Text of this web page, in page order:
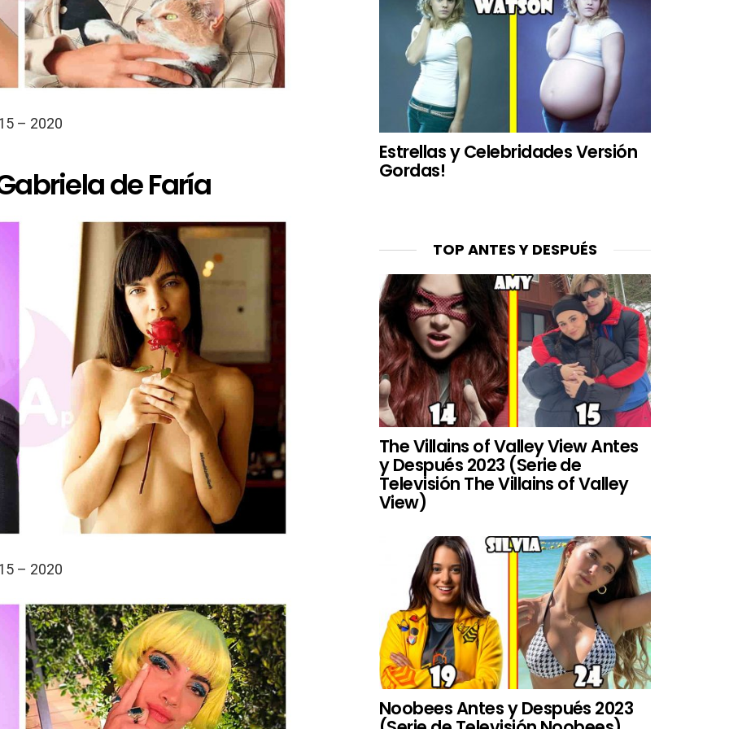
– 2020
de Faría
– 2020
Estrellas y Celebridades Versión
Gordas!
TOP ANTES Y DESPUÉS
The Villains of Valley View Antes
y Después 2023 (Serie de
Televisión The Villains of Valley
View)
Noobees Antes y Después 2023